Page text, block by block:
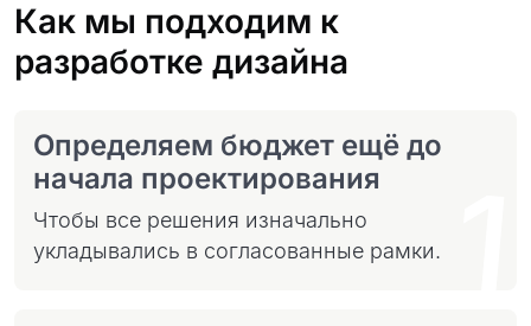
Как мы подходим к
разработке дизайна
Определяем бюджет ещё до
начала проектирования
Чтобы все решения изначально
укладывались в согласованные рамки.